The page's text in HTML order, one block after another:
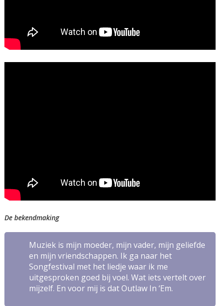
De bekendmaking
Muziek is mijn moeder, mijn vader, mijn geliefde
en mijn vriendschappen. Ik ga naar het
Songfestival met het liedje waar ik me
uitgesproken goed bij voel. Wat iets vertelt over
mijzelf. En voor mij is datOutlaw In ‘Em.